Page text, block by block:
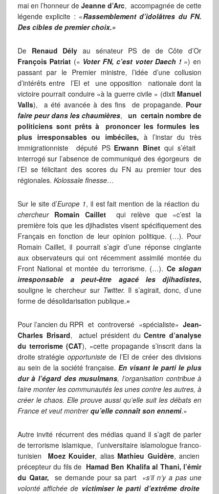
mai en l’honneur de Jeanne d’Arc, accompagnée de cette
légende explicite : «Rassemblement d’idolâtres du FN.
Des cibles de premier choix.»
DeRenaud Dély au sénateur PS de de Côte d’Or
François Patriat (« Voter FN, c’est voter Daech ! ») en
passant par le Premier ministre, l’idée d’une collusion
d’intérêts entre l’EI et une opposition nationale dont la
victoire pourrait conduire «à la guerre civile » (dixitManuel
Valls), a été avancée à des fins de propagande. Pour
faire peur dans les chaumières,un certain nombre de
politiciens sont prêts à prononcer les formules les
plus irresponsables ou imbéciles, à l’instar du très
immigrationniste député PSErwann Binet qui s’était
interrogé sur l’absence de communiqué des égorgeurs de
l’EI se félicitant des scores du FN au premier tour des
régionales. Kolossale finesse…
Sur le site d’Europe 1, il est fait mention de la réaction du
chercheurRomain Caillet
qui relève que «c’est la
première fois que les djihadistes visent spécifiquement des
Français en fonction de leur opinion politique. (…). Pour
Romain Caillet, il pourrait s’agir d’une réponse cinglante
aux observateurs qui ont récemment assimilé montée du
Front National et montée du terrorisme. (…). Ceslogan
irresponsable a peut-être agacé les djihadistes,
souligne le chercheur sur Twitter. Il s’agirait, donc, d’une
forme de désolidarisation publique.»
Pour l’ancien du RPR et controversé «spécialiste»Jean-
Charles Brisard, actuel président duCentre d’analyse
du terrorisme (CAT), «cette propagande s’inscrit dans la
droite stratégieopportuniste de l’EI de créer des divisions
au sein de la société française.En visant le parti le plus
dur à l’égard des musulmans, l’organisation contribue à
faire monter les communautés les unes contre les autres, à
créer le chaos. Elle prouve aussi qu’elle suit les débats en
France et veut montrerqu’elle connaît son ennemi.»
Autre invité récurrent des médias quand il s’agit de parler
de terrorisme islamique, l’universitaire islamologue franco-
tunisien
Moez Kouider, alias Mathieu Guidère, ancien
précepteur du fils de Hamad Ben Khalifa al Thani, l’émir
du Qatar, se demande pour sa part «s’il n’y a pas une
volonté affichée de victimiser le parti d’extrême droite